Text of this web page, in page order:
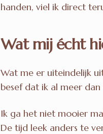
handen, viel ik direct
Wat mij écht
Wat me er uiteindelijk
besef dat ik al meer
Ik ga het niet mooier
De tijd leek anders te